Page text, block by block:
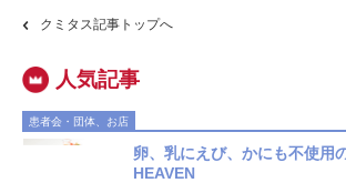
クミタス記事トップへ
患者会・団体、お店
卵、乳にえび、かにも不使用
HEAVEN